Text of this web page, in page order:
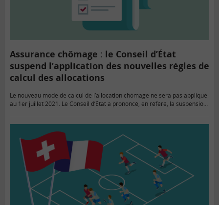
Assurance chômage : le Conseil d’État
suspend l’application des nouvelles règles de
calcul des allocations
Le nouveau mode de calcul de l’allocation chômage ne sera pas appliqué
au 1er juillet 2021. Le Conseil d’État a prononcé, en référé, la suspension